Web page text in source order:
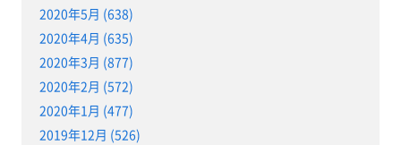
2020年5月 (638)
2020年4月 (635)
2020年3月 (877)
2020年2月 (572)
2020年1月 (477)
2019年12月 (526)